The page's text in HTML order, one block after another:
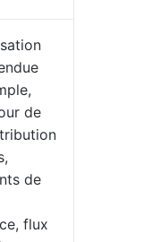
de
de
flux